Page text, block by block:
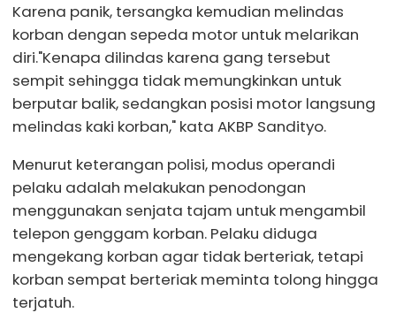
Karena panik, tersangka kemudian melindas
korban dengan sepeda motor untuk melarikan
diri."Kenapa dilindas karena gang tersebut
sempit sehingga tidak memungkinkan untuk
berputar balik, sedangkan posisi motor langsung
melindas kaki korban," kata AKBP Sandityo.
Menurut keterangan polisi, modus operandi
pelaku adalah melakukan penodongan
menggunakan senjata tajam untuk mengambil
telepon genggam korban. Pelaku diduga
mengekang korban agar tidak berteriak, tetapi
korban sempat berteriak meminta tolong hingga
terjatuh.